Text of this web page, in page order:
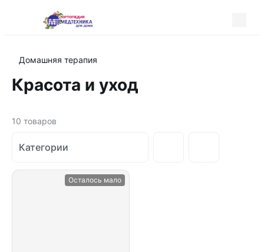
Домашняя терапия
Красота и уход
10 товаров
Категории
Осталось мало